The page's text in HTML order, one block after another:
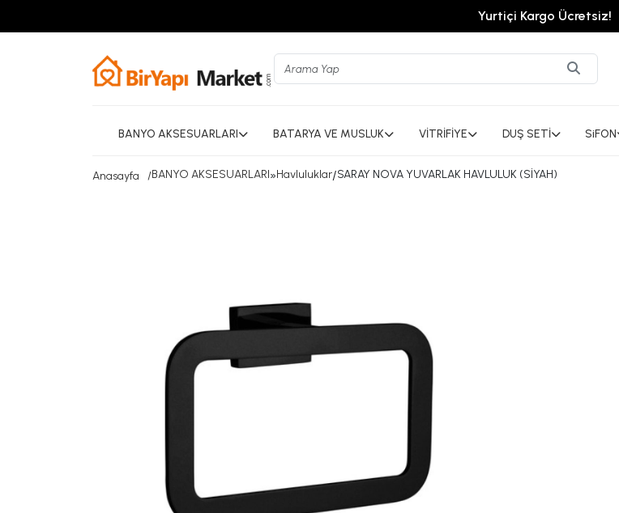
Tüm Ürünlerde %10 İndirim!
BANYO AKSESUARLARI BATARYA VE MUSLUK VİTRİFİYE DUŞ SETİ SiFON
Anasayfa BANYO AKSESUARLARI»Havluluklar/SARAY NOVA YUVARLAK HAVLULUK (SİYAH)